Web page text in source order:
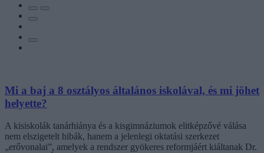
Mi a baj a 8 osztályos általános iskolával, és mi jöhet
helyette?
A kisiskolák tanárhiánya és a kisgimnáziumok elitképzővé válása
nem elszigetelt hibák, hanem a jelenlegi oktatási szerkezet
„erővonalai”, amelyek a rendszer gyökeres reformjáért kiáltanak Dr.